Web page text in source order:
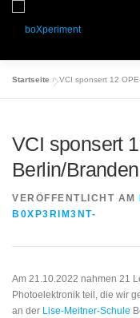
START
KONTAKT SHOP
Startseite »VCI sponsert 12
VCI sponsert
Berlin/
VERÖFFENTLICHT AM
B0XP3RIM3NT-
Am 21.10.2022 nahmen 21
Photoelektronik teil, die wir
an der Lise-Meitner-Schule